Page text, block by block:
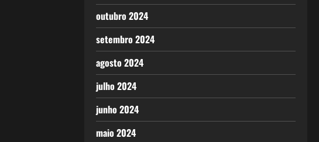
outubro 2024
setembro 2024
agosto 2024
julho 2024
junho 2024
maio 2024